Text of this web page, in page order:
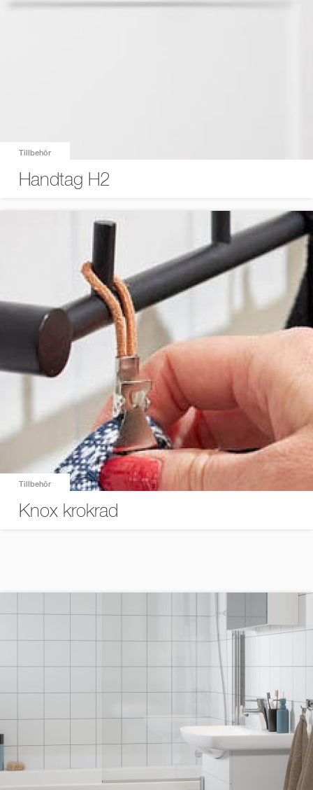
Tillbehör
Handtag H2
Tillbehör
Knox krokrad